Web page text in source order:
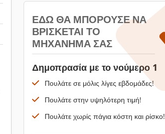
ΕΔΏ ΘΑ ΜΠΟΡΟΎΣΕ ΝΑ
ΒΡΊΣΚΕΤΑΙ ΤΟ
ΜΗΧΆΝΗΜΆ ΣΑΣ
Δημοπρασία με το νούμερο 1
Πουλάτε σε μόλις λίγες εβδομάδες!
Πουλάτε στην υψηλότερη τιμή!
Πουλάτε χωρίς πάγια κόστη και ρίσκο!